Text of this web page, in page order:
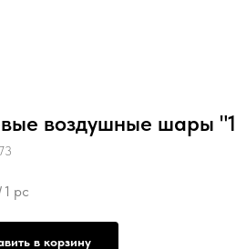
воздушные шары
1 pc
в корзину